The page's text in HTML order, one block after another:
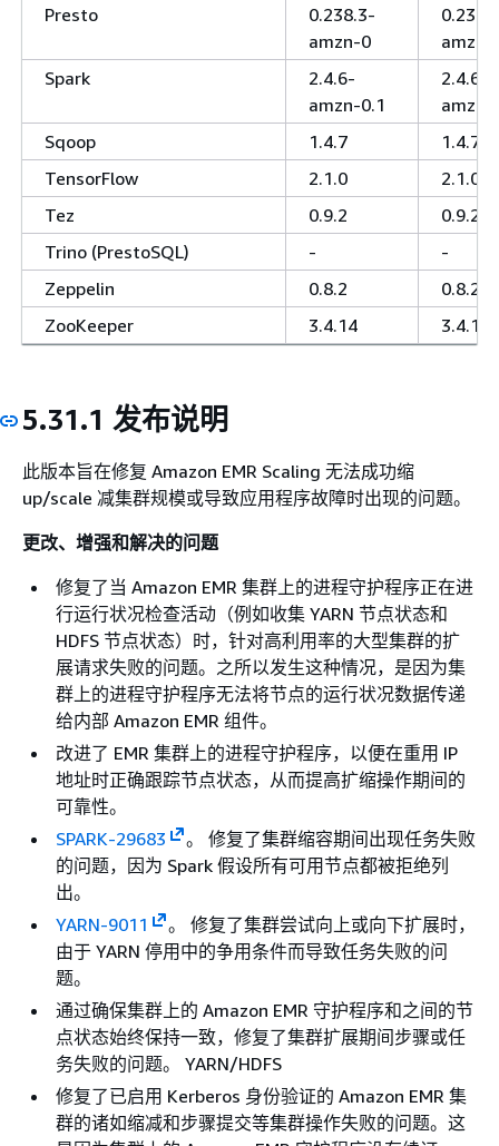
Presto
0.238.3-
amzn-0
amzn-
Spark
2.4.6-
amzn-0.1
2.4.6-
amzn-
Sqoop
1.4.7
1.4.7
TensorFlow
2.1.0
2.1.0
Tez
0.9.2
0.9.2
Trino (PrestoSQL)
-
-
Zeppelin
0.8.2
0.8.2
ZooKeeper
3.4.14 3.4.14
5.31.1 发布说明
此版本旨在修复 Amazon EMR Scaling 无法成功缩
up/scale 减集群规模或导致应用程序故障时出现的问题。
更改、增强和解决的问题
修复了当 Amazon EMR 集群上的进程守护程序正在进
行运行状况检查活动（例如收集 YARN 节点状态和
HDFS 节点状态）时，针对高利用率的大型集群的扩
展请求失败的问题。之所以发生这种情况，是因为集
群上的进程守护程序无法将节点的运行状况数据传递
给内部 Amazon EMR 组件。
改进了 EMR 集群上的进程守护程序，以便在重用 IP
地址时正确跟踪节点状态，从而提高扩缩操作期间的
可靠性。
SPARK-29683
。 修复了集群缩容期间出现任务失败
的问题，因为 Spark 假设所有可用节点都被拒绝列
出。
YARN-9011
。 修复了集群尝试向上或向下扩展时，
由于 YARN 停用中的争用条件而导致任务失败的问
题。
通过确保集群上的 Amazon EMR 守护程序和之间的节
点状态始终保持一致，修复了集群扩展期间步骤或任
务失败的问题。 YARN/HDFS
修复了已启用 Kerberos 身份验证的 Amazon EMR 集
群的诸如缩减和步骤提交等集群操作失败的问题。这